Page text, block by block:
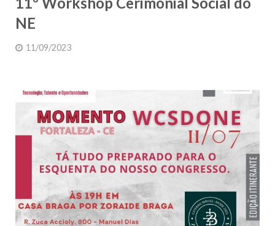
NE
11/09/2023